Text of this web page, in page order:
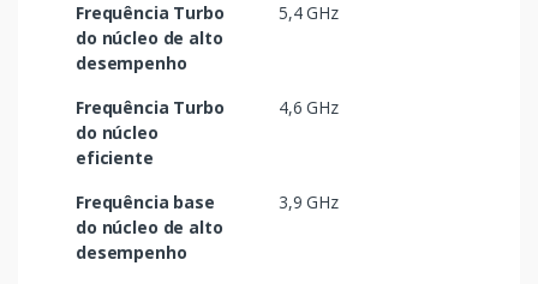
Frequência Turbo
do núcleo de alto
desempenho
5,4 GHz
Frequência Turbo
do núcleo
eficiente
4,6 GHz
Frequência base
do núcleo de alto
desempenho
3,9 GHz